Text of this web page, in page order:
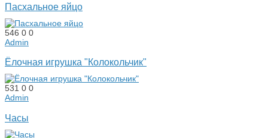
Пасхальное яйцо
546 0 0
Admin
Ёлочная игрушка "Колокольчик"
531 0 0
Admin
Часы